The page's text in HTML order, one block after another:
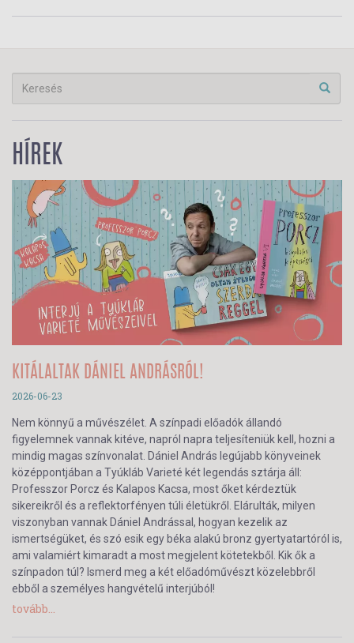
HÍREK
KITÁLALTAK DÁNIEL ANDRÁSRÓL!
2026-06-23
Nem könnyű a művészélet. A színpadi előadók állandó
figyelemnek vannak kitéve, napról napra teljesíteniük kell, hozni a
mindig magas színvonalat. Dániel András legújabb könyveinek
középpontjában a Tyúkláb Varieté két legendás sztárja áll:
Professzor Porcz és Kalapos Kacsa, most őket kérdeztük
sikereikről és a reflektorfényen túli életükről. Elárulták, milyen
viszonyban vannak Dániel Andrással, hogyan kezelik az
ismertségüket, és szó esik egy béka alakú bronz gyertyatartóról is,
ami valamiért kimaradt a most megjelent kötetekből. Kik ők a
színpadon túl? Ismerd meg a két előadóművészt közelebbről
ebből a személyes hangvételű interjúból!
tovább...